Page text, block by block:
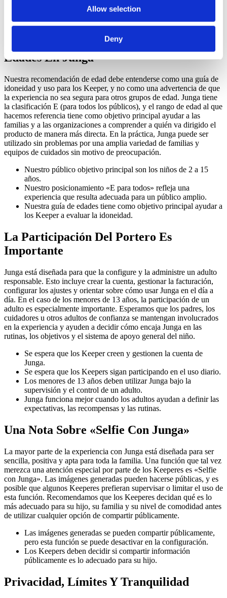
Allow selection
Deny
Junga no permite contenidos relacionados con temas políticos,
religiosos, de violencia, de apuestas, que provoquen miedo,
de consumo de sustancias o que sigan tendencias.
Cómo Funciona La Clasificación Por
Edades En Junga
Nuestra recomendación de edad debe entenderse como una guía de
idoneidad y uso para los Keeper, y no como una advertencia de que
la experiencia no sea segura para otros grupos de edad. Junga tiene
la clasificación E (para todos los públicos), y el rango de edad al que
hacemos referencia tiene como objetivo principal ayudar a las
familias y a las organizaciones a comprender a quién va dirigido el
producto de manera más directa. En la práctica, Junga puede ser
utilizado sin problemas por una amplia variedad de familias y
equipos de cuidados sin motivo de preocupación.
Nuestro público objetivo principal son los niños de 2 a 15
años.
Nuestro posicionamiento «E para todos» refleja una
experiencia que resulta adecuada para un público amplio.
Nuestra guía de edades tiene como objetivo principal ayudar a
los Keeper a evaluar la idoneidad.
La Participación Del Portero Es
Importante
Junga está diseñada para que la configure y la administre un adulto
responsable. Esto incluye crear la cuenta, gestionar la facturación,
configurar los ajustes y orientar sobre cómo usar Junga en el día a
día. En el caso de los menores de 13 años, la participación de un
adulto es especialmente importante. Esperamos que los padres, los
cuidadores u otros adultos de confianza se mantengan involucrados
en la experiencia y ayuden a decidir cómo encaja Junga en las
rutinas, los objetivos y el sistema de apoyo general del niño.
Se espera que los Keeper creen y gestionen la cuenta de
Junga.
Se espera que los Keepers sigan participando en el uso diario.
Los menores de 13 años deben utilizar Junga bajo la
supervisión y el control de un adulto.
Junga funciona mejor cuando los adultos ayudan a definir las
expectativas, las recompensas y las rutinas.
Una Nota Sobre «Selfie Con Junga»
La mayor parte de la experiencia con Junga está diseñada para ser
sencilla, positiva y apta para toda la familia. Una función que tal vez
merezca una atención especial por parte de los Keeperes es «Selfie
con Junga». Las imágenes generadas pueden hacerse públicas, y es
posible que algunos Keeperes prefieran supervisar o limitar el uso de
esta función. Recomendamos que los Keeperes decidan qué es lo
más adecuado para su hijo, su familia y su nivel de comodidad antes
de utilizar cualquier opción de compartir públicamente.
Las imágenes generadas se pueden compartir públicamente,
pero esta función se puede desactivar en la configuración.
Los Keepers deben decidir si compartir información
públicamente es lo adecuado para su hijo.
Privacidad, Límites Y Tranquilidad